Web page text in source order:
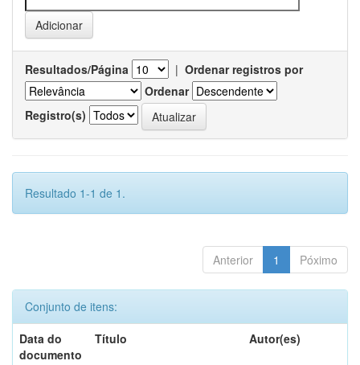
Resultados/Página | Ordenar registros por
Ordenar
Registro(s)
Resultado 1-1 de 1.
Anterior 1 Póximo
Conjunto de itens:
Data do
documento
Título Autor(es)